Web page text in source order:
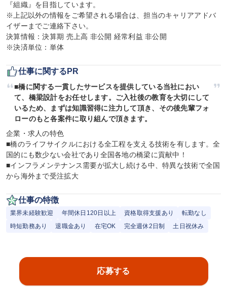
『組織』を目指しています。
※上記以外の情報をご希望される場合は、担当のキャリアアドバ
イザーまでご連絡下さい。
決算情報：決算期 売上高 非公開 経常利益 非公開
※決済単位：単体
仕事に関するPR
■橋に関する一貫したサービスを提供している当社におい
て、橋梁設計をお任せします。ご入社後の教育を大切にして
いるため、まずは知識習得に注力して頂き、その後先輩フォ
ローのもと各案件に取り組んで頂きます。
企業・求人の特色
■橋のライフサイクルにおける全工程を支える技術を有します。全
国的にも数少ない会社であり全国各地の橋梁に貢献中！
■インフラメンテナンス需要が拡大し続ける中、特異な技術で全国
から海外まで受注拡大
仕事の特徴
業界未経験歓迎 年間休日120日以上 資格取得支援あり
転勤なし
時短勤務あり
退職金あり 在宅OK 完全週休2日制 土日祝休み
応募する